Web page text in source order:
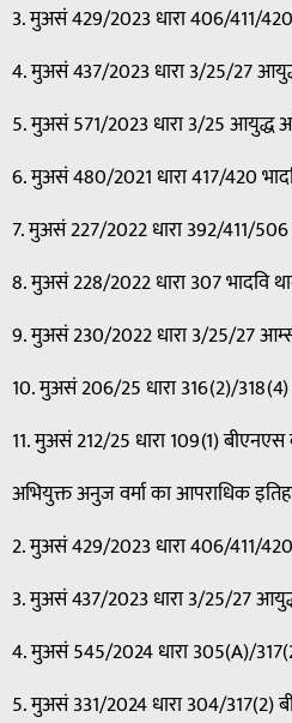
3. मुअसं 429/2023 धारा 406/411/
4. मुअसं 437/2023 धारा 3/25/27
5. मुअसं 571/2023 धारा 3/25 आयुद्ध
6. मुअसं 480/2021 धारा 417/420
7. मुअसं 227/2022 धारा 392/411/
8. मुअसं 228/2022 धारा 307 भादवि
9. मुअसं 230/2022 धारा 3/25/27
10. मुअसं 206/25 धारा 316(2)/
11. मुअसं 212/25 धारा 109(1)
अभियुक्त अनुज वर्मा का आपराधिक
2. मुअसं 429/2023 धारा 406/411/
3. मुअसं 437/2023 धारा 3/25/27
4. मुअसं 545/2024 धारा 305(A)/
5. मुअसं 331/2024 धारा 304/317(2)